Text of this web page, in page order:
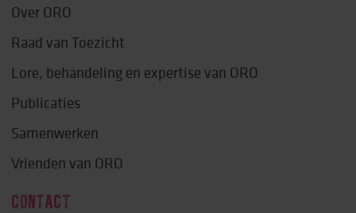
Over ORO
Raad van Toezicht
Lore, behandeling en expertise van ORO
Publicaties
Samenwerken
Vrienden van ORO
CONTACT